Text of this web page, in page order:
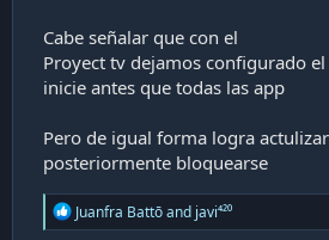
Cabe señalar que con el
Proyect tv dejamos configurado
inicie antes que todas las app
Pero de igual forma logra
posteriormente bloquearse
R
e
Juanfra Battōand javi⁴²⁰